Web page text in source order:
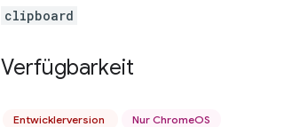
clipboard
Verfügbarkeit
Entwicklerversion Nur ChromeOS